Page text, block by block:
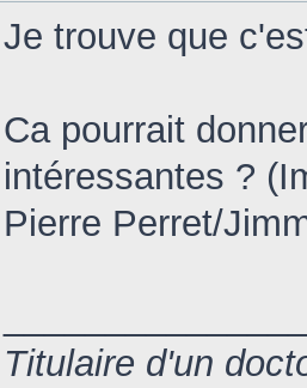
Je trouve que
Ca pourrait
intéressantes ?
Pierre Perret/
Titulaire d'un